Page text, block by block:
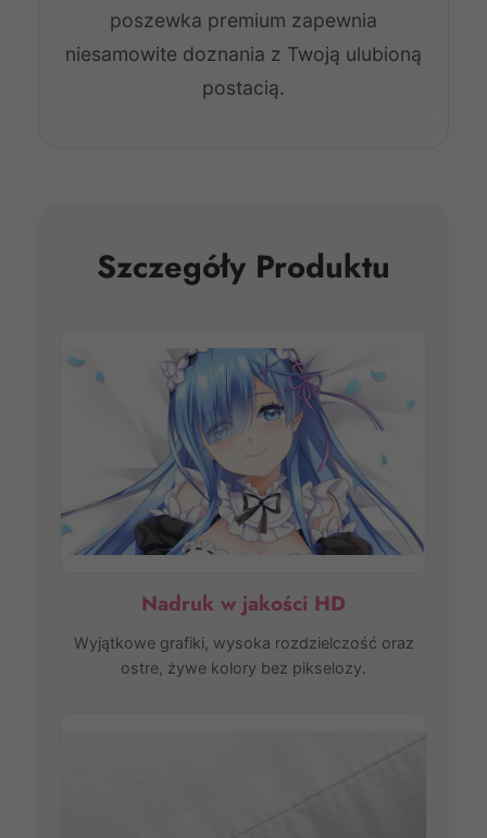
poszewka premium zapewnia
niesamowite doznania z Twoją ulubioną
postacią.
Szczegóły Produktu
Nadruk w jakości HD
Wyjątkowe grafiki, wysoka rozdzielczość oraz
ostre, żywe kolory bez pikselozy.